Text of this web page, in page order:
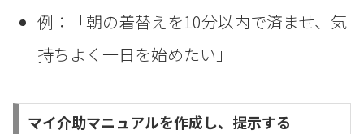
例：「朝の着替えを10分以内で済ませ、気
持ちよく一日を始めたい」
マイ介助マニュアルを作成し、提示する